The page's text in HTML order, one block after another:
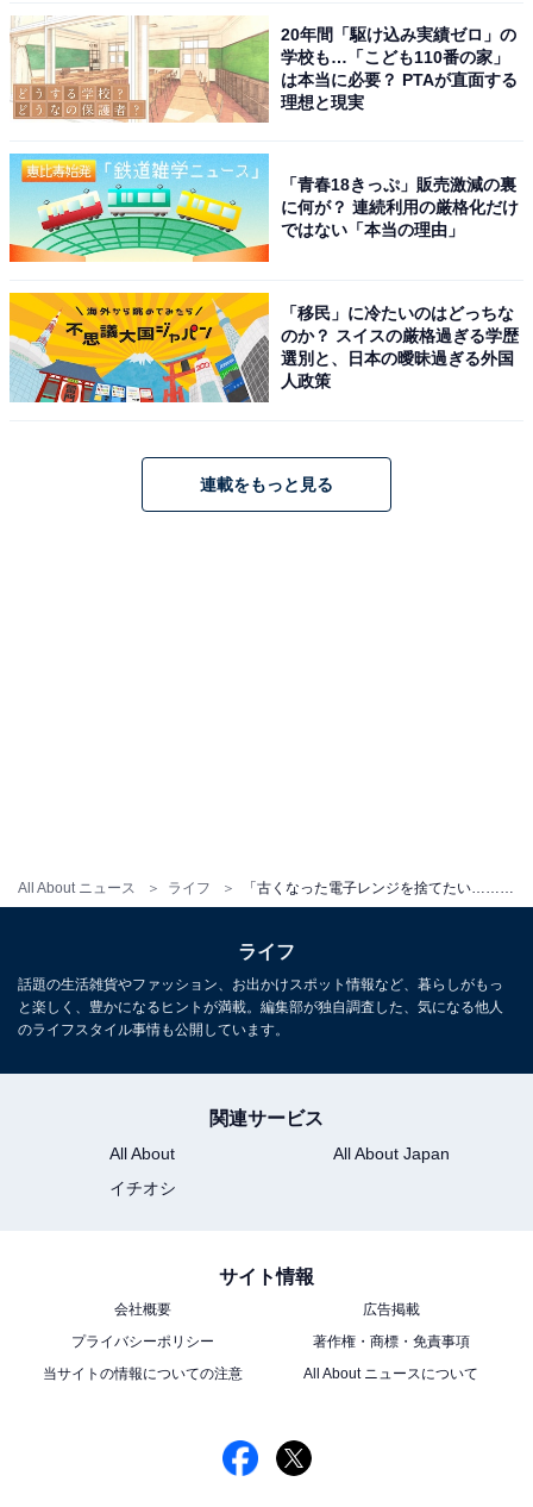
All About ニュース ライフ
シャープ｜SHARP プレミアム
ジ RE-TD184-B ブラック系
[18L /50/60Hz]
価格：22,730円（税込、送料別)
この記事の筆者：コヤマ タカヒロ
1973年生まれ。家電とデジタルガジェットをメイン
執筆以外に監修やコンサルティングなども行ってお
り、企業の製品開発、人材教育、PR戦略に関するア
こちらもおすすめ
20年間「駆け込み実績ゼロ」の
学校も…「こども110番の家」
は本当に必要？ PTAが直面する
理想と現実
「青春18きっぷ」販売激減の裏
に何が？ 連続利用の厳格化だけ
ではない「本当の理由」
「移民」に冷たいのはどっちな
のか？ スイスの厳格過ぎる学歴
選別と、日本の曖昧過ぎる外国
人政策
連載をもっと見る
ライフ
話題の生活雑貨やファッション、お出かけスポット情報など、暮らしがもっ
と楽しく、豊かになるヒントが満載。編集部が独自調査した、気になる他人
のライフスタイル事情も公開しています。
関連サービス
All About
All About Japan
イチオシ
サイト情報
会社概要
広告掲載
プライバシーポリシー
著作権・商標・免責事項
当サイトの情報についての注意
All About ニュースについて